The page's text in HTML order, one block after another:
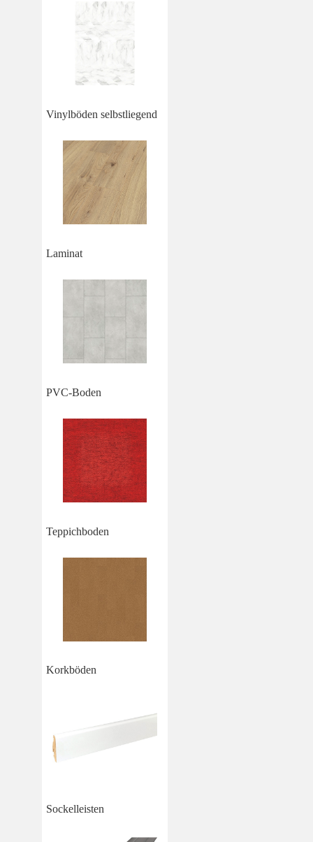
Vinylböden selbstliegend
Laminat
PVC-Boden
Teppichboden
Korkböden
Sockelleisten